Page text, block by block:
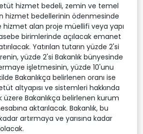
hizmet bedeli, zemin ve temel
hizmet bedellerinin ödenmesinde
hizmet alan proje müellifi veya yapı
birimlerinde açılacak emanet
Yatırılan tutarın yüzde 2'si
yüzde 2'si Bakanlık bünyesinde
işletmesinin, yüzde 10'unu
Bakanlıkça belirlenen oranı ise
altyapısı ve sistemleri hakkında
Bakanlıkça belirlenen kurum
aktarılacak. Bakanlık, bu
artırmaya ve yarısına kadar